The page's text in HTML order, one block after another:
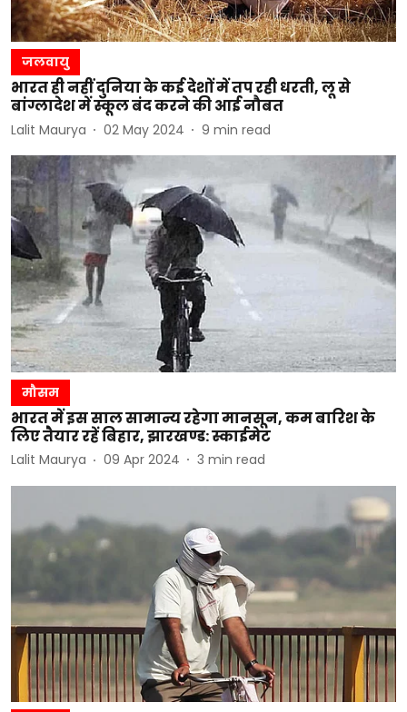
जलवायु
भारत ही नहीं दुनिया के कई देशों में तप रही धरती, लू से
बांग्लादेश में स्कूल बंद करने की आई नौबत
Lalit Maurya 02 May 2024 9 min read
मौसम
भारत में इस साल सामान्य रहेगा मानसून, कम बारिश के
लिए तैयार रहें बिहार, झारखण्ड: स्काईमेट
Lalit Maurya 09 Apr 2024 3 min read